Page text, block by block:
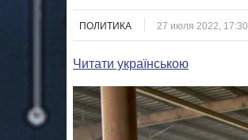
ПОЛИТИКА 27 июля 2022, 17:30
Читати українською